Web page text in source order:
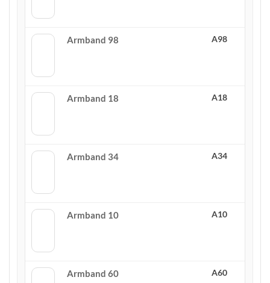
Armband 98 A98
Armband 18 A18
Armband 34 A34
Armband 10 A10
Armband 60 A60